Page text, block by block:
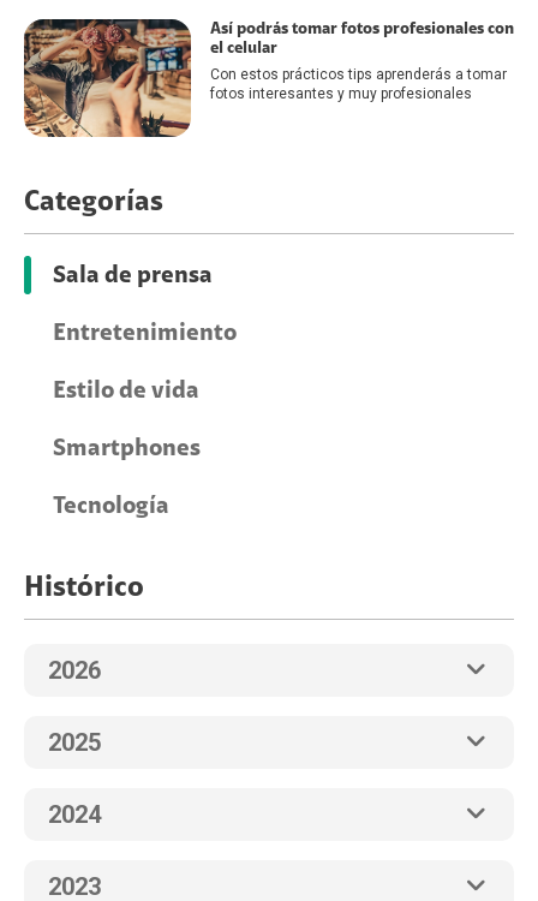
Así podrás tomar fotos profesionales con
el celular
Con estos prácticos tips aprenderás a tomar
fotos interesantes y muy profesionales
Categorías
Sala de prensa
Entretenimiento
Estilo de vida
Smartphones
Tecnología
Histórico
2026
2025
2024
2023